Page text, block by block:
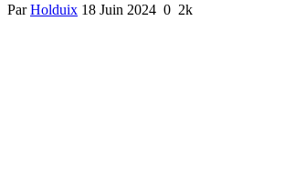
ParHolduix 18 Juin 2024 0 2k